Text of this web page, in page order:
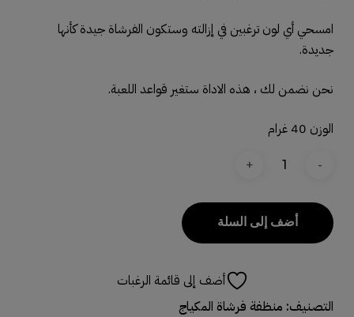
امسحي أي لون ترغبين في إزالته وستكون الفرشاة جيدة كأنها
جديدة.
نحن نضمن لك ، هذه الاداة ستغير قواعد اللعبة.
الوزن 40 غرام
أضف إلى السلة
أضف إلى قائمة الرغبات
التصنيف: منظفة فرشاة المكياج